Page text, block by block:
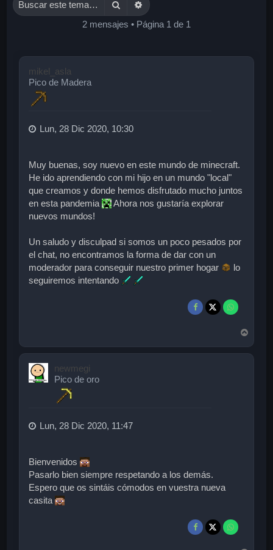
BuscarBúsqueda avanzada
2 mensajes • Página 1 de 1
mikel_asla
Pico de Madera
Lun, 28 Dic 2020, 10:30
Muy buenas, soy nuevo en este mundo de minecraft.
He ido aprendiendo con mi hijo en un mundo "local"
que creamos y donde hemos disfrutado mucho juntos
en esta pandemia
Ahora nos gustaría explorar
nuevos mundos!
Un saludo y disculpad si somos un poco pesados por
el chat, no encontramos la forma de dar con un
moderador para conseguir nuestro primer hogar
lo
seguiremos intentando
r
newmegi
Pico de oro
Lun, 28 Dic 2020, 11:47
Bienvenidos
Pasarlo bien siempre respetando a los demás.
Espero que os sintáis cómodos en vuestra nueva
casita